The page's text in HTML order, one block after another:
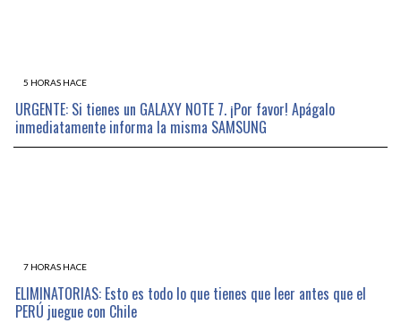
5 HORAS HACE
URGENTE: Si tienes un GALAXY NOTE 7. ¡Por favor! Apágalo
inmediatamente informa la misma SAMSUNG
7 HORAS HACE
ELIMINATORIAS: Esto es todo lo que tienes que leer antes que el
PERÚ juegue con Chile